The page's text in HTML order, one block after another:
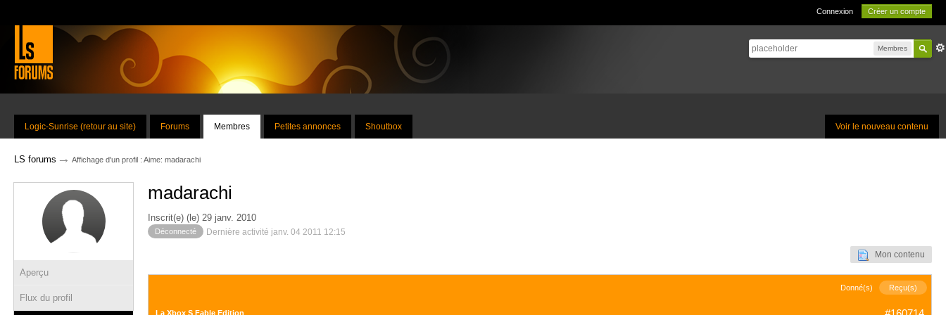
Connexion Créer un compte
Membres
Voir le nouveau contenu
Logic-Sunrise (retour au site) Forums Membres Petites annonces Shoutbox
LS forums → Affichage d'un profil : Aime: madarachi
Aperçu
Flux du profil
madarachi
Inscrit(e) (le) 29 janv. 2010
Déconnecté Dernière activité janv. 04 2011 12:15
Mon contenu
Donné(s) Reçu(s)
La Xbox S Fable Edition